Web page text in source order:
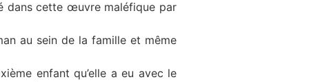
dans cette œuvre maléfique par
au sein de la famille et même
enfant qu’elle a eu avec le